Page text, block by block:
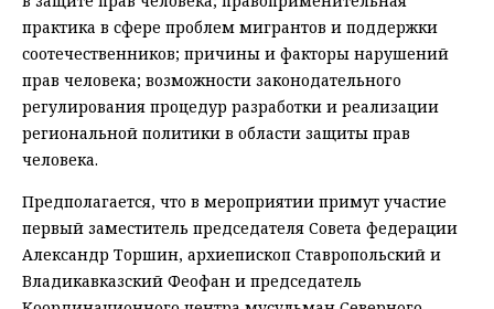
практика в сфере проблем мигрантов и поддержки
соотечественников; причины и факторы нарушений
прав человека; возможности законодательного
регулирования процедур разработки и реализации
региональной политики в области защиты прав
человека.
Предполагается, что в мероприятии примут участие
первый заместитель председателя Совета федерации
Александр Торшин, архиепископ Ставропольский и
Владикавказский Феофан и председатель